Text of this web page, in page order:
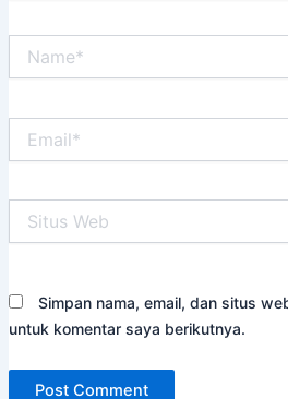
Web
Simpan nama, email, dan situs
untuk komentar saya berikutnya.